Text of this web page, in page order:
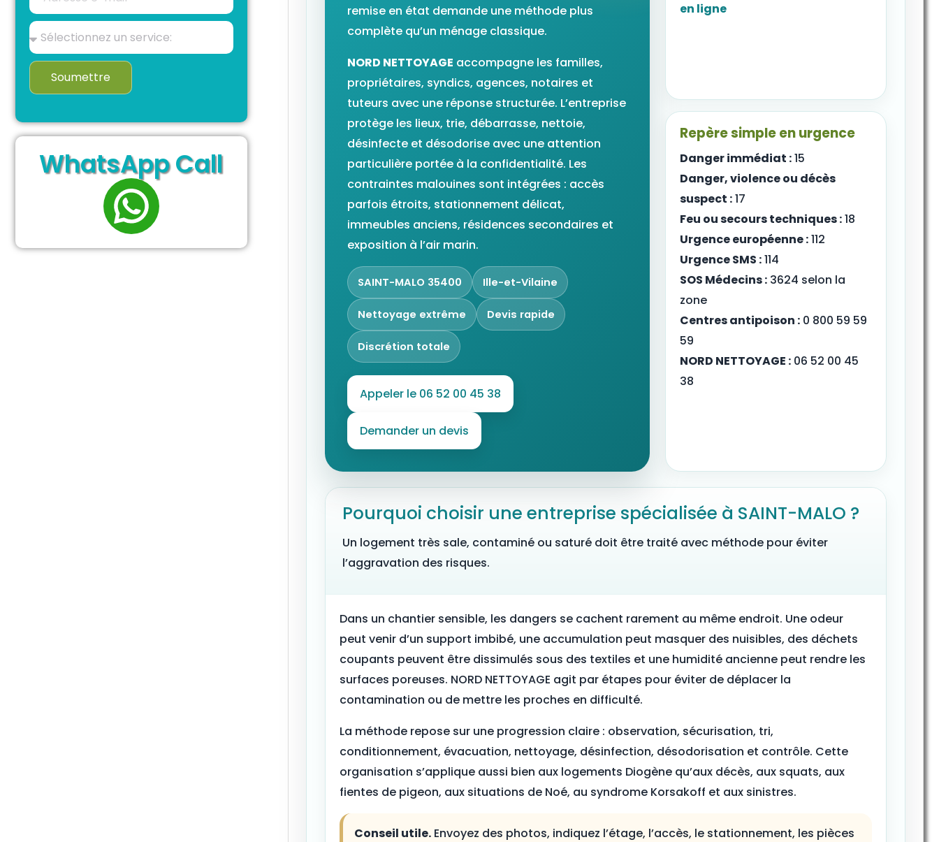
Soumettre
WhatsApp Call
remise en état demande une méthode plus
complète qu’un ménage classique.
NORD NETTOYAGE accompagne les familles,
propriétaires, syndics, agences, notaires et
tuteurs avec une réponse structurée. L’entreprise
protège les lieux, trie, débarrasse, nettoie,
désinfecte et désodorise avec une attention
particulière portée à la confidentialité. Les
contraintes malouines sont intégrées : accès
parfois étroits, stationnement délicat,
immeubles anciens, résidences secondaires et
exposition à l’air marin.
SAINT-MALO 35400 Ille-et-Vilaine
Nettoyage extrême Devis rapide
Discrétion totale
Appeler le 06 52 00 45 38
Demander un devis
en ligne
Repère simple en urgence
Danger immédiat :15
Danger, violence ou décès
suspect :17
Feu ou secours techniques :18
Urgence européenne :112
Urgence SMS :114
SOS Médecins : 3624 selon la
zone
Centres antipoison : 0 800 59 59
59
NORD NETTOYAGE : 06 52 00 45
38
Pourquoi choisir une entreprise spécialisée à SAINT-MALO ?
Un logement très sale, contaminé ou saturé doit être traité avec méthode pour éviter
l’aggravation des risques.
Dans un chantier sensible, les dangers se cachent rarement au même endroit. Une odeur
peut venir d’un support imbibé, une accumulation peut masquer des nuisibles, des déchets
coupants peuvent être dissimulés sous des textiles et une humidité ancienne peut rendre les
surfaces poreuses. NORD NETTOYAGE agit par étapes pour éviter de déplacer la
contamination ou de mettre les proches en difficulté.
La méthode repose sur une progression claire : observation, sécurisation, tri,
conditionnement, évacuation, nettoyage, désinfection, désodorisation et contrôle. Cette
organisation s’applique aussi bien aux logements Diogène qu’aux décès, aux squats, aux
fientes de pigeon, aux situations de Noé, au syndrome Korsakoff et aux sinistres.
Conseil utile. Envoyez des photos, indiquez l’étage, l’accès, le stationnement, les pièces